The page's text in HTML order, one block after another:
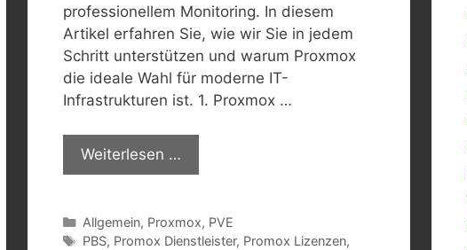
professionellem Monitoring. In diesem
Artikel erfahren Sie, wie wir Sie in jedem
Schritt unterstützen und warum Proxmox
die ideale Wahl für moderne IT-
Infrastrukturen ist. 1. Proxmox …
Weiterlesen …
Kategorien
Allgemein, Proxmox, PVE
Schlagwörter
PBS, Promox Dienstleister, Promox Lizenzen,